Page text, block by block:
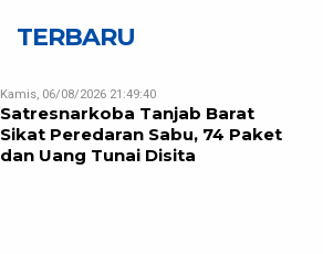
TERBARU
Kamis, 06/08/2026 21:49:40
Satresnarkoba Tanjab Barat
Sikat Peredaran Sabu, 74 Paket
dan Uang Tunai Disita